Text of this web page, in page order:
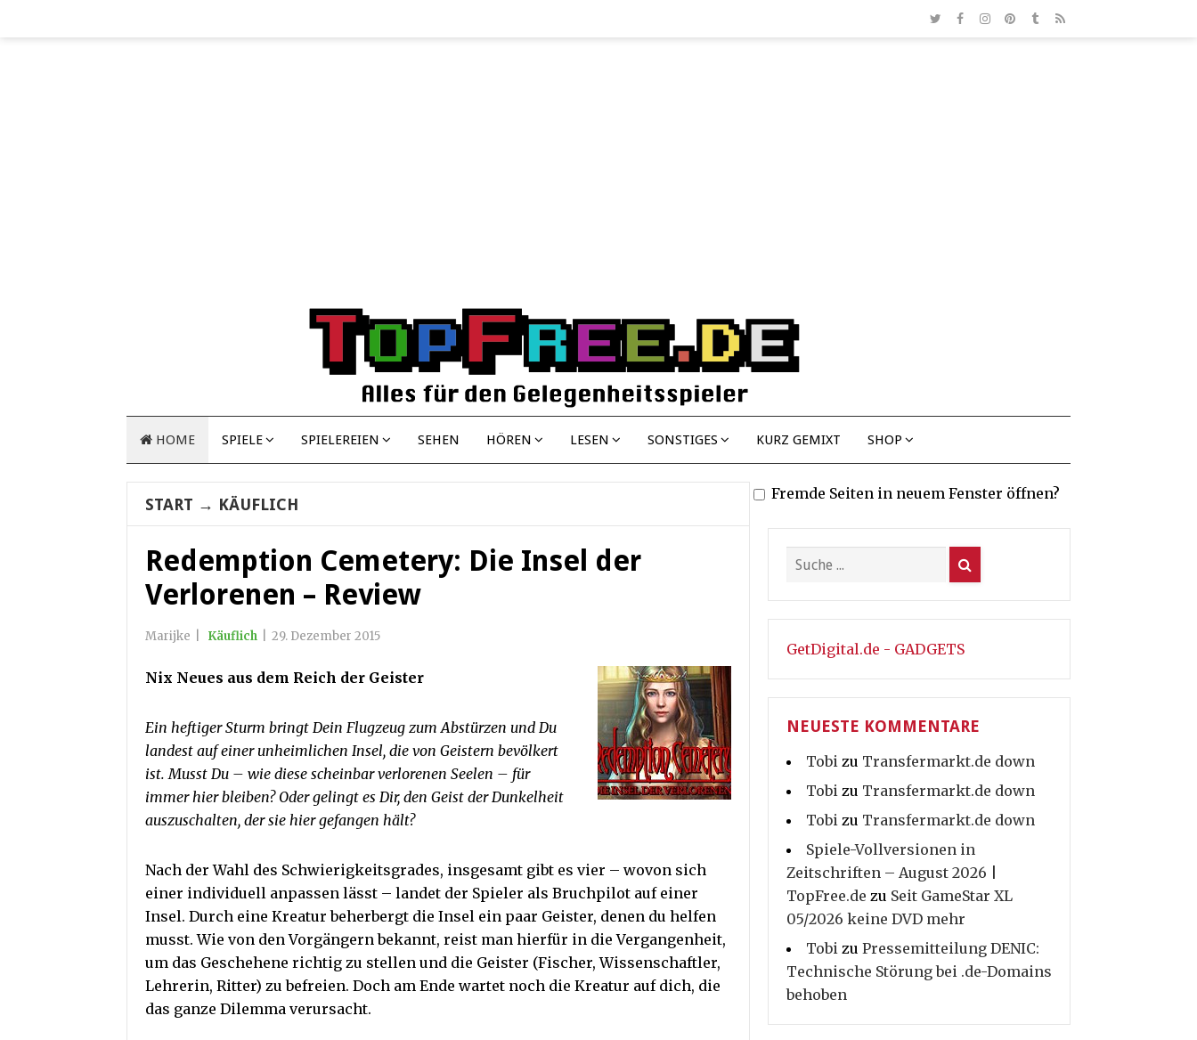
HOME SPIELE SPIELEREIEN SEHEN HÖREN LESEN SONSTIGES KURZ GEMIXT SHOP
START → KÄUFLICH
Redemption Cemetery: Die Insel der
Verlorenen – Review
Marijke Käuflich 29. Dezember 2015
Nix Neues aus dem Reich der Geister
Ein heftiger Sturm bringt Dein Flugzeug zum Abstürzen und Du
landest auf einer unheimlichen Insel, die von Geistern bevölkert
ist. Musst Du – wie diese scheinbar verlorenen Seelen – für
immer hier bleiben? Oder gelingt es Dir, den Geist der Dunkelheit
auszuschalten, der sie hier gefangen hält?
Nach der Wahl des Schwierigkeitsgrades, insgesamt gibt es vier – wovon sich
einer individuell anpassen lässt – landet der Spieler als Bruchpilot auf einer
Insel. Durch eine Kreatur beherbergt die Insel ein paar Geister, denen du helfen
musst. Wie von den Vorgängern bekannt, reist man hierfür in die Vergangenheit,
um das Geschehene richtig zu stellen und die Geister (Fischer, Wissenschaftler,
Lehrerin, Ritter) zu befreien. Doch am Ende wartet noch die Kreatur auf dich, die
das ganze Dilemma verursacht.
Fremde Seiten in neuem Fenster öffnen?
GetDigital.de - GADGETS
NEUESTE KOMMENTARE
Tobi zu Transfermarkt.de down
Tobi zu Transfermarkt.de down
Tobi zu Transfermarkt.de down
Spiele-Vollversionen in
Zeitschriften – August 2026 |
TopFree.de zu Seit GameStar XL
05/2026 keine DVD mehr
Tobi zu Pressemitteilung DENIC:
Technische Störung bei .de-Domains
behoben